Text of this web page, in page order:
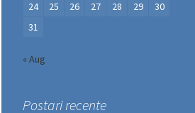
24
25 26 27 28 29
30
31
« Aug
Postari recente